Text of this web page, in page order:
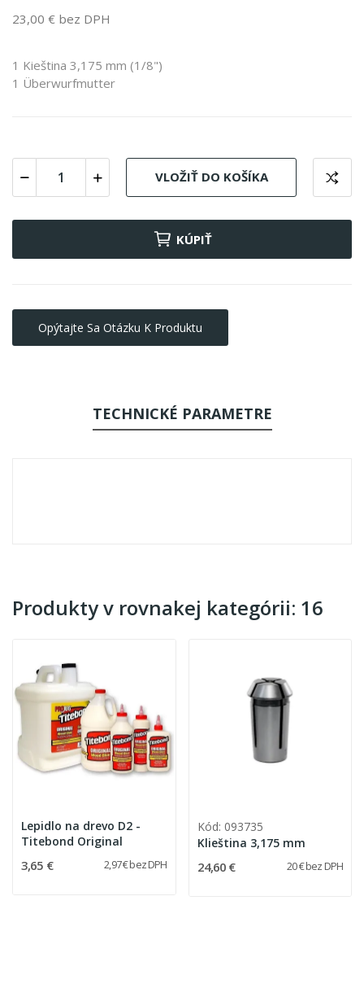
23,00 € bez DPH
1 Kieština 3,175 mm (1/8")
1 Überwurfmutter
VLOŽIŤ DO KOŠÍKA
KÚPIŤ
Opýtajte Sa Otázku K Produktu
TECHNICKÉ PARAMETRE
Produkty v rovnakej kategórii: 16
Lepidlo na drevo D2 -
Titebond Original
3,65 € 2,97 € bez DPH
Kód: 093735
Klieština 3,175 mm
24,60 € 20 € bez DPH